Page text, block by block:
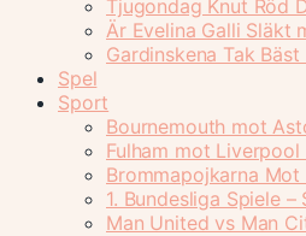
Tjugondag Knut Röd
Är Evelina Galli Släkt
Gardinskena Tak
Spel
Sport
Bournemouth mot
Fulham mot
Brommapojkarna Mot
1. Bundesliga Spiele
Man United vs Man